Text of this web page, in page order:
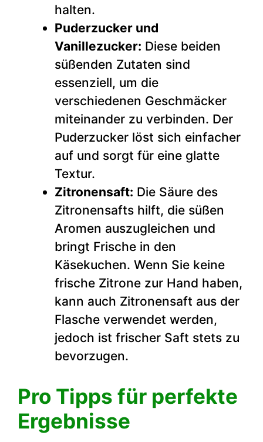
halten.
Puderzucker und
Vanillezucker: Diese beiden
süßenden Zutaten sind
essenziell, um die
verschiedenen Geschmäcker
miteinander zu verbinden. Der
Puderzucker löst sich einfacher
auf und sorgt für eine glatte
Textur.
Zitronensaft: Die Säure des
Zitronensafts hilft, die süßen
Aromen auszugleichen und
bringt Frische in den
Käsekuchen. Wenn Sie keine
frische Zitrone zur Hand haben,
kann auch Zitronensaft aus der
Flasche verwendet werden,
jedoch ist frischer Saft stets zu
bevorzugen.
Pro Tipps für perfekte
Ergebnisse